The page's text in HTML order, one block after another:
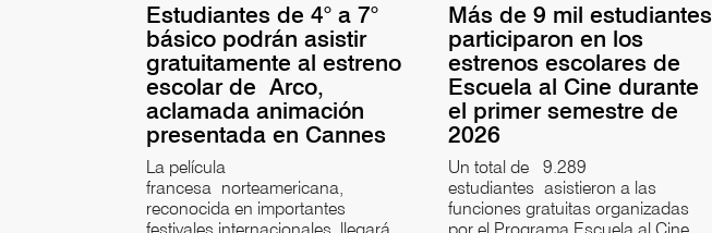
Estudiantes de 4° a 7°
básico podrán asistir
gratuitamente al estreno
escolar de Arco,
aclamada animación
presentada en Cannes
La película
francesa norteamericana,
reconocida en importantes
Más de 9 mil estudiantes
participaron en los
estrenos escolares de
Escuela al Cine durante
el primer semestre de
2026
Un total de 9.289
estudiantes asistieron a las
funciones gratuitas organizadas